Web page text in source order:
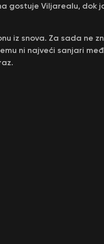
gostuje Viljarealu, dok
iz snova. Za sada ne
ni najveći sanjari